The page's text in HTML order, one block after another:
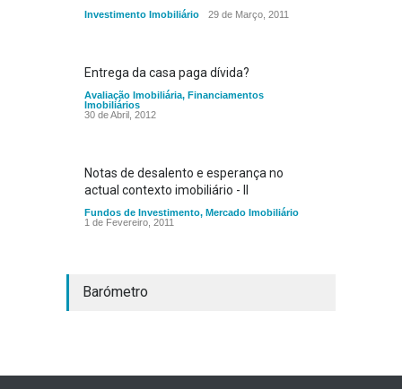
Investimento Imobiliário 29 de Março, 2011
Entrega da casa paga dívida?
Avaliação Imobiliária, Financiamentos
Imobiliários
30 de Abril, 2012
Notas de desalento e esperança no
actual contexto imobiliário - II
Fundos de Investimento, Mercado Imobiliário
1 de Fevereiro, 2011
Barómetro